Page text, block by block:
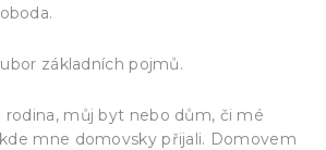
základních pojmů.
můj byt nebo dům, či mé
mne domovsky přijali. Domovem